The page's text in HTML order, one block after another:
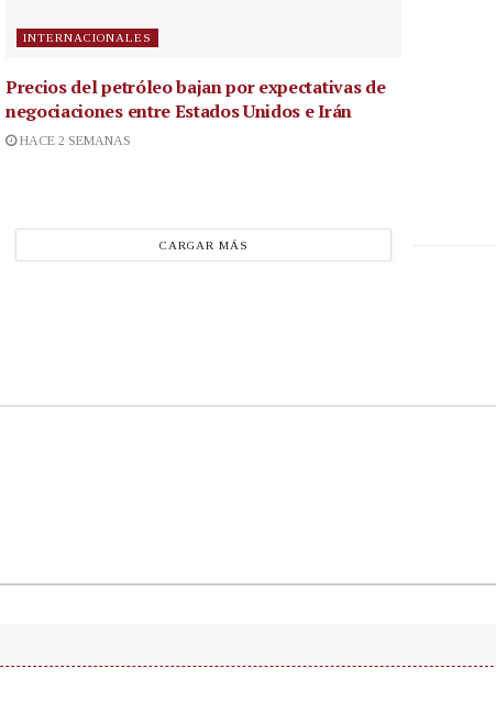
INTERNACIONALES
Precios del petróleo bajan por expectativas de
negociaciones entre Estados Unidos e Irán
HACE 2 SEMANAS
CARGAR MÁS